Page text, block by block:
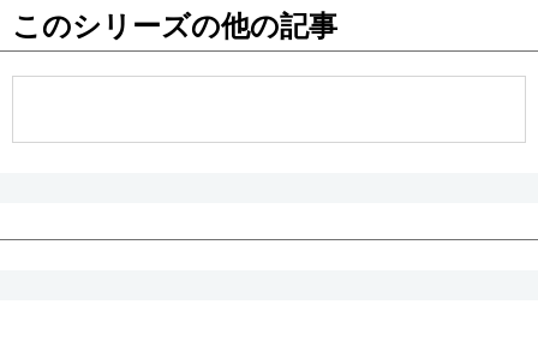
お知らせ
このシリーズの他の記事